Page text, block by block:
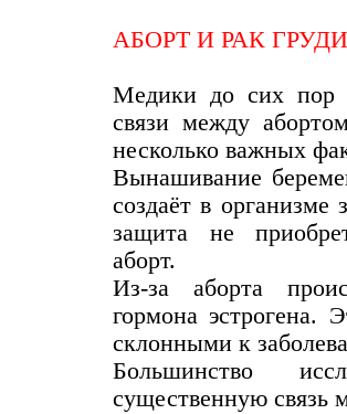
АБОРТ И РАК ГРУДИ
Медики до сих пор
связи между
несколько важных
Вынашивание
создаёт в
защита не
аборт.
Из-за аборта
гормона эстрогена.
склонными к
Большинство
существенную связь